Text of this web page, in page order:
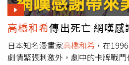
高橋和希傳出死亡 網嘆
日本知名漫畫家高橋和希 ，在
劇情緊張刺激外，劇中的卡牌戰